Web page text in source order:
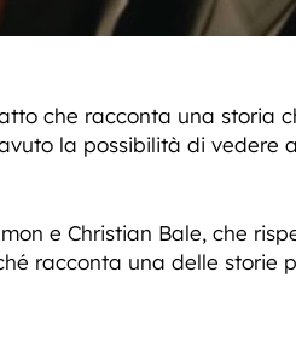
che racconta una storia
la possibilità di vedere
e Christian Bale, che
racconta una delle storie